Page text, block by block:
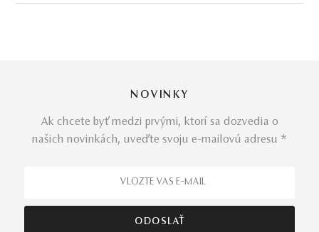
Vraví sa, že protiklady sa priťahujú. V prípade čiernych a
vašu rovno dvojnásobne. Podčiarknite svoj temperament
diamantovými šperkami
NOVINKY
Ak chcete byť medzi prvými, ktorí sa dozvedia o
našich novinkách, uveďte svoju e-mailovú adresu *